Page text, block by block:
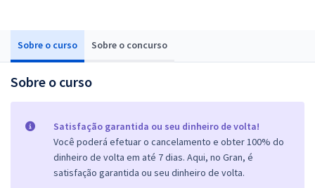
Sobre o curso Sobre o concurso
Sobre o curso
Satisfação garantida ou seu dinheiro de volta!
Você poderá efetuar o cancelamento e obter 100% do
dinheiro de volta em até 7 dias. Aqui, no Gran, é
satisfação garantida ou seu dinheiro de volta.